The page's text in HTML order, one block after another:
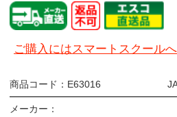
ご購入にはスマートスクール
商品コード： E63016
メーカー：